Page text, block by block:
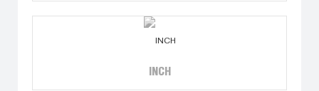
INCH